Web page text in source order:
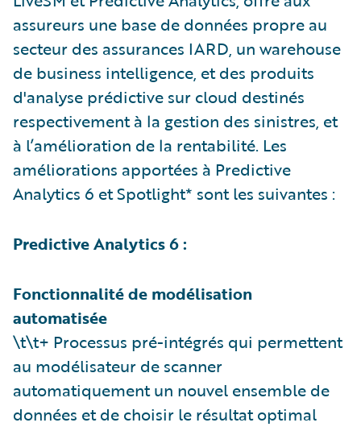
assureurs une base de données propre au
secteur des assurances IARD, un warehouse
de business intelligence, et des produits
d'analyse prédictive sur cloud destinés
respectivement à la gestion des sinistres, et
à l’amélioration de la rentabilité. Les
améliorations apportées à Predictive
Analytics 6 et Spotlight* sont les suivantes :
Predictive Analytics 6 :
Fonctionnalité de modélisation
automatisée
\t\t+ Processus pré-intégrés qui permettent
au modélisateur de scanner
automatiquement un nouvel ensemble de
données et de choisir le résultat optimal